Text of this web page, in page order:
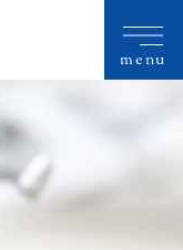
menu